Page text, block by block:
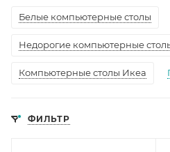
Белые компьютерные столы
Недорогие компьютерные
Компьютерные столы Икеа
ФИЛЬТР